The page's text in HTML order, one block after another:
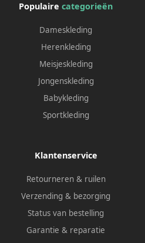
Populaire categorieën
Dameskleding
Herenkleding
Meisjeskleding
Jongenskleding
Babykleding
Sportkleding
Klantenservice
Retourneren & ruilen
Verzending & bezorging
Status van bestelling
Garantie & reparatie